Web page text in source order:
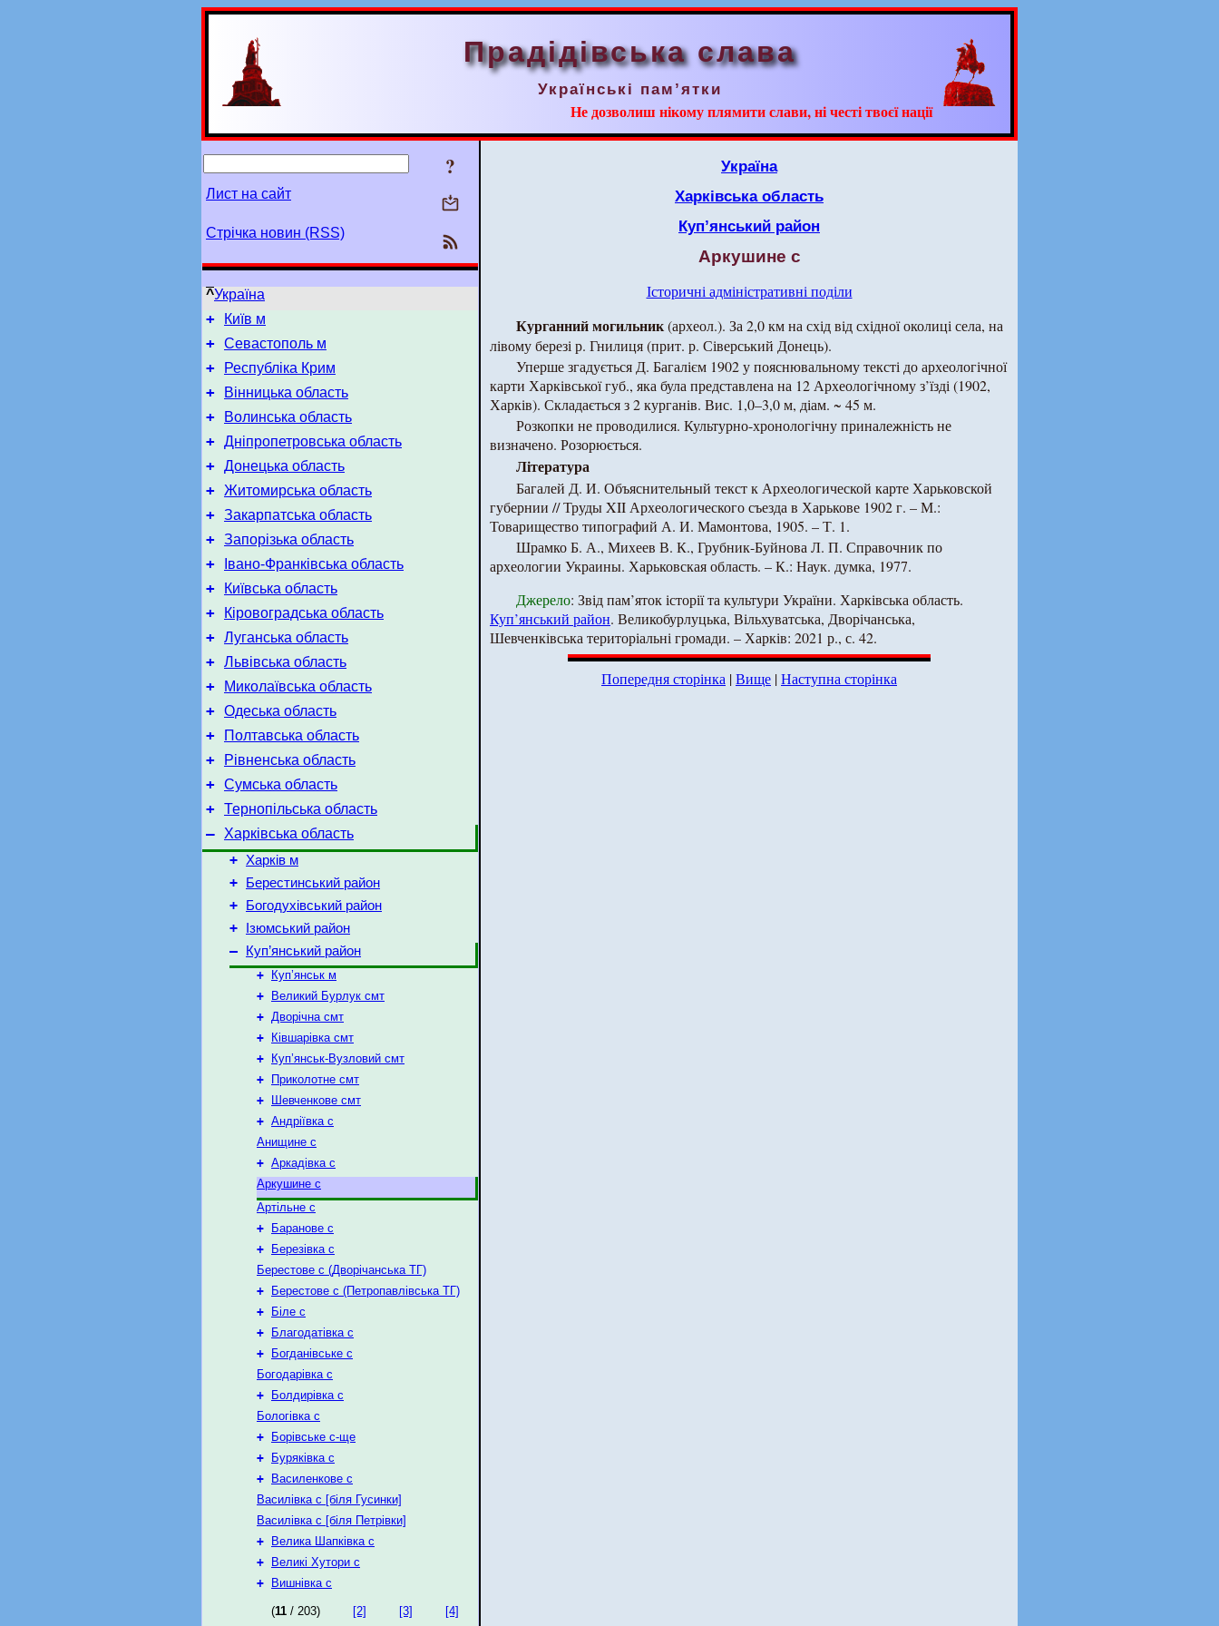
Прадідівська слава
Українські пам’ятки
Не дозволиш нікому плямити слави, ні честі твоєї нації
?
Лист на сайт
Стрічка новин (RSS)
^Україна
+ Київ м
+ Севастополь м
+ Республіка Крим
+ Вінницька область
+ Волинська область
+ Дніпропетровська область
+ Донецька область
+ Житомирська область
+ Закарпатська область
+ Запорізька область
+ Івано-Франківська область
+ Київська область
+ Кіровоградська область
+ Луганська область
+ Львівська область
+ Миколаївська область
+ Одеська область
+ Полтавська область
+ Рівненська область
+ Сумська область
+ Тернопільська область
–
Харківська область
+
Харків м
+ Берестинський район
+ Богодухівський район
+ Ізюмський район
– Куп’янський район
+
Куп’янськ м
+
Великий Бурлук смт
+ Дворічна смт
+
Ківшарівка смт
+
Куп’янськ-Вузловий смт
+
Приколотне смт
+
Шевченкове смт
+ Андріївка с
Анищине с
+ Аркадівка с
Аркушине с
Артільне с
+
Баранове с
+
Березівка с
Берестове с (Дворічанська ТГ)
+
Берестове с (Петропавлівська ТГ)
+
Біле с
+
Благодатівка с
+
Богданівське с
Богодарівка с
+
Болдирівка с
Бологівка с
+
Борівське с-ще
+
Буряківка с
+
Василенкове с
Василівка с [біля Гусинки]
Василівка с [біля Петрівки]
+
Велика Шапківка с
+
Великі Хутори с
+
Вишнівка с
(11 / 203) [2] [3] [4]
Україна
Харківська область
Куп’янський район
Аркушине с
Історичні адміністративні поділи
Курганний могильник(археол.). За 2,0 км на схід від східної околиці села, на
лівому березі р. Гнилиця (прит. р. Сіверський Донець).
Уперше згадується Д. Багалієм 1902 у пояснювальному тексті до археологічної
карти Харківської губ., яка була представлена на 12 Археологічному з’їзді (1902,
Харків). Складається з 2 курганів. Вис. 1,0–3,0 м, діам. ~ 45 м.
Розкопки не проводилися. Культурно-хронологічну приналежність не
визначено. Розорюється.
Література
Багалей Д. И. Объяснительный текст к Археологической карте Харьковской
губернии // Труды XII Археологического съезда в Харькове 1902 г. – М.:
Товарищество типографий А. И. Мамонтова, 1905. – Т. 1.
Шрамко Б. А., Михеев В. К., Грубник-Буйнова Л. П. Справочник по
археологии Украины. Харьковская область. – К.: Наук. думка, 1977.
Джерело: Звід пам’яток історії та культури України. Харківська область.
Куп’янський район. Великобурлуцька, Вільхуватська, Дворічанська,
Шевченківська територіальні громади. – Харків: 2021 р., с. 42.
Попередня сторінка |Вище |Наступна сторінка